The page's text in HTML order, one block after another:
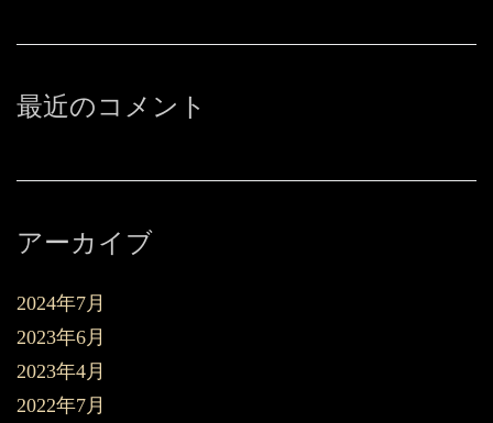
最近のコメント
アーカイブ
2024年7月
2023年6月
2023年4月
2022年7月